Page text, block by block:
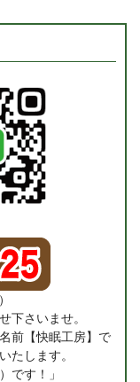
下さいませ。
前【快眠工房】で
たします。
です！」